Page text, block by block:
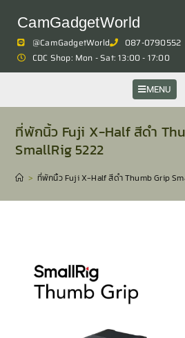
CamGadgetWorld
@CamGadgetWorld
087-0790552
CDC Shop: Mon - Sat: 13:00 - 17:00
MENU
ที่พักนิ้ว Fuji X-Half สีดำ
SmallRig 5222
> ที่พักนิ้ว Fuji X-Half สีดำ Thumb Grip